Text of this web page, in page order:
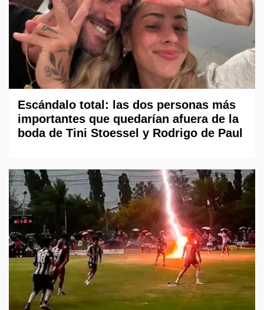
Escándalo total: las dos personas más
importantes que quedarían afuera de la
boda de Tini Stoessel y Rodrigo de Paul